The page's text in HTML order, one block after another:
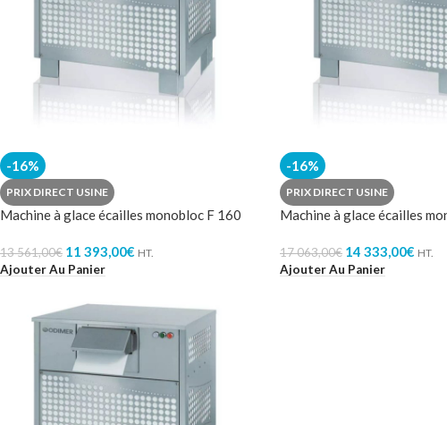
-16%
PRIX DIRECT USINE
Machine à glace écailles monobloc F 160
13 561,00€ 11 393,00€ HT.
Ajouter Au Panier
-16%
PRIX DIRECT USINE
Machine à glace écailles
17 063,00€ 14 333,00€ HT.
Ajouter Au Panier